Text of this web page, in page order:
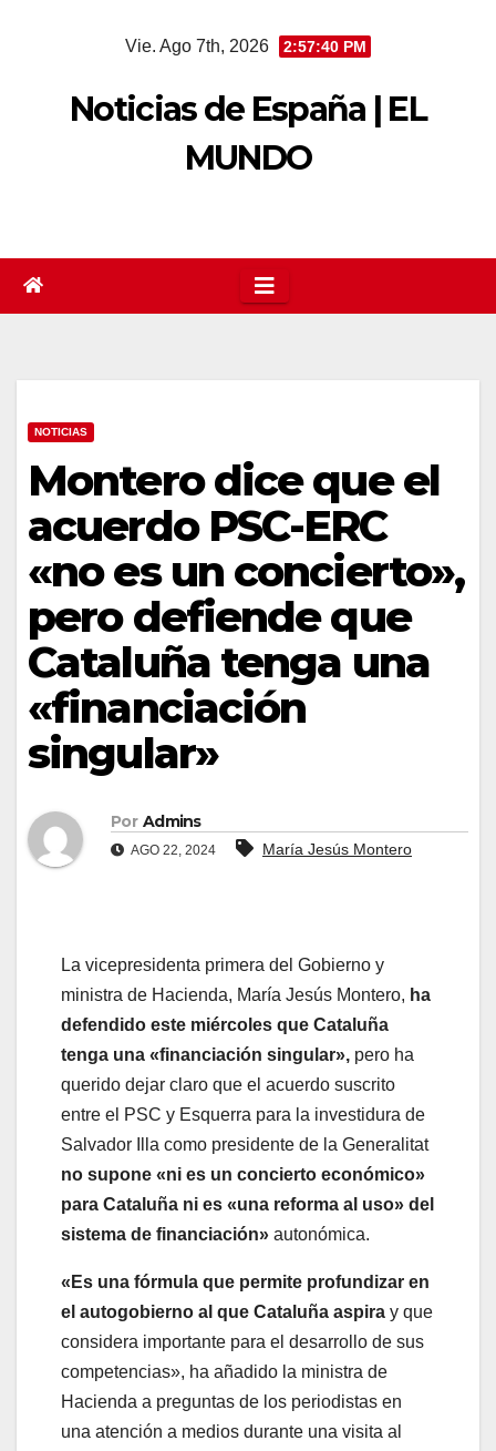
Vie. Ago 7th, 2026 2:57:41 PM
Noticias de España | EL
MUNDO
NOTICIAS
Montero dice que el
acuerdo PSC-ERC
«no es un concierto»,
pero defiende que
Cataluña tenga una
«financiación
singular»
Por Admins
AGO 22, 2024 María Jesús Montero
La vicepresidenta primera del Gobierno y
ministra de Hacienda, María Jesús Montero, ha
defendido este miércoles que Cataluña
tenga una «financiación singular», pero ha
querido dejar claro que el acuerdo suscrito
entre el PSC y Esquerra para la investidura de
Salvador Illa como presidente de la Generalitat
no supone «ni es un concierto económico»
para Cataluña ni es «una reforma al uso» del
sistema de financiación» autonómica.
«Es una fórmula que permite profundizar en
el autogobierno al que Cataluña aspira y que
considera importante para el desarrollo de sus
competencias», ha añadido la ministra de
Hacienda a preguntas de los periodistas en
una atención a medios durante una visita al